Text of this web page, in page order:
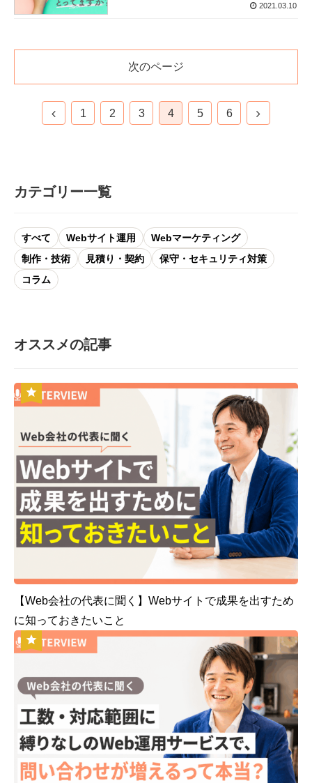
2021.03.10
次のページ
1 2 3 4 5 6
カテゴリー一覧
すべて Webサイト運用
Webマーケティング
制作・技術
見積り・契約
保守・セキュリティ対策
コラム
オススメの記事
【Web会社の代表に聞く】Webサイトで成果を出すため
に知っておきたいこと